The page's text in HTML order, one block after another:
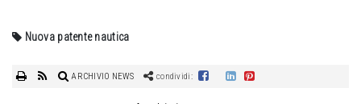
Nuova patente nautica
ARCHIVIO NEWS condividi: